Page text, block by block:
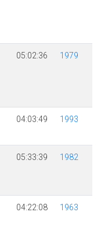
05:02:36 1979
04:03:49 1993
05:33:39 1982
04:22:08 1963